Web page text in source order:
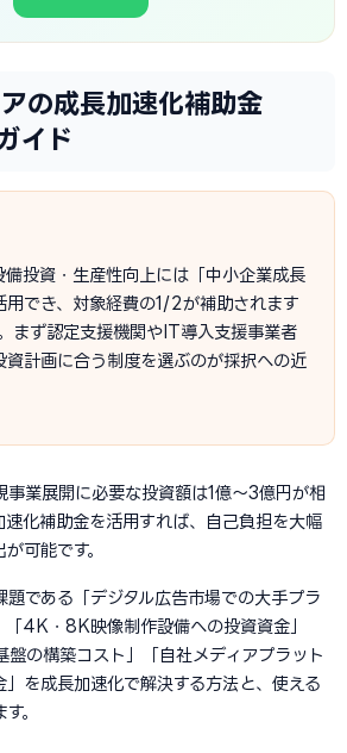
の成長加速化補助金
イド
備投資・生産性向上には「中小企業成長
用でき、対象経費の1/2が補助されます
ず認定支援機関やIT導入支援事業者
資計画に合う制度を選ぶのが採択への近
事業展開に必要な投資額は1億〜3億円が相
速化補助金を活用すれば、自己負担を大幅
可能です。
題である「デジタル広告市場での大手プラ
「4K・8K映像制作設備への投資資金」
盤の構築コスト」「自社メディアプラット
」を成長加速化で解決する方法と、使える
。